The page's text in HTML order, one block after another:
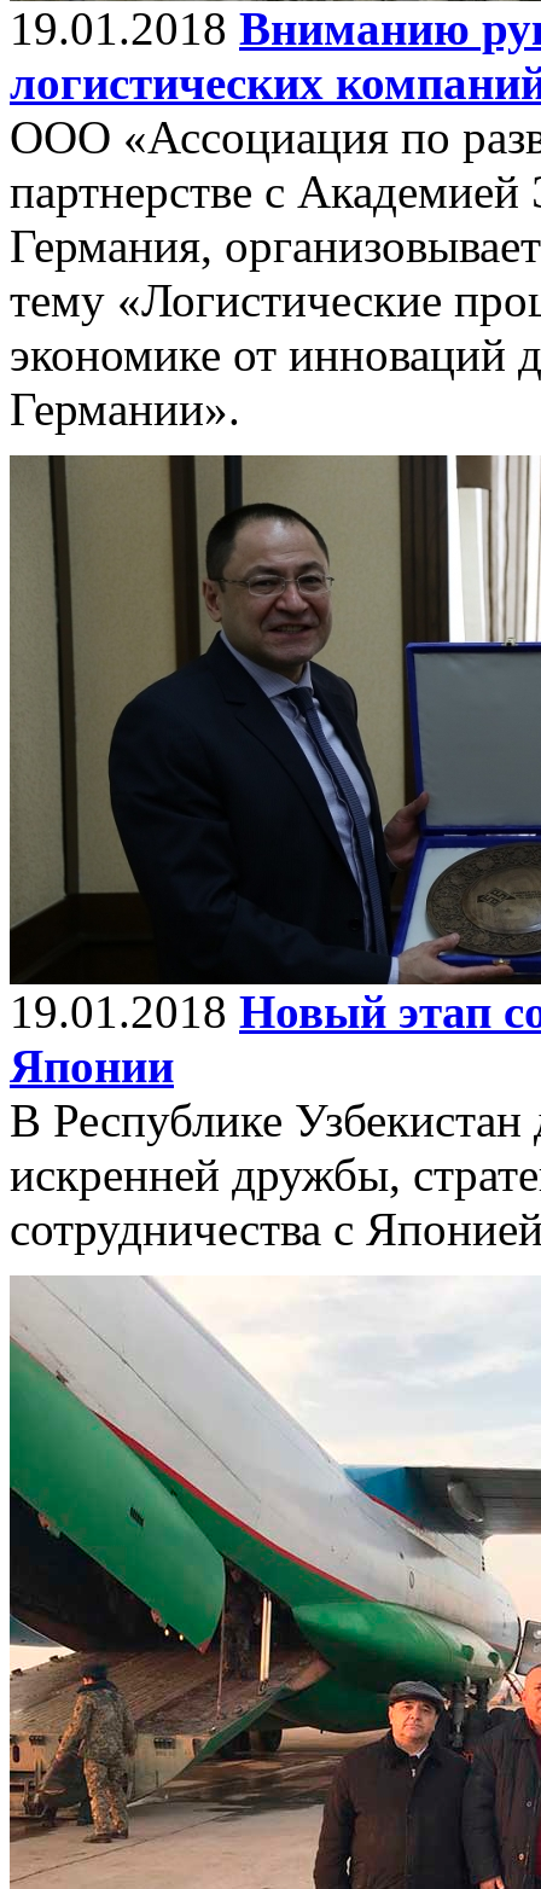
19.01.2018 Вниманию
логистических
ООО «Ассоциация по
партнерстве с
Германия,
тему «Логистические
экономике от инноваций
Германии».
19.01.2018 Новый этап
Японии
В Республике
искренней дружбы,
сотрудничества с